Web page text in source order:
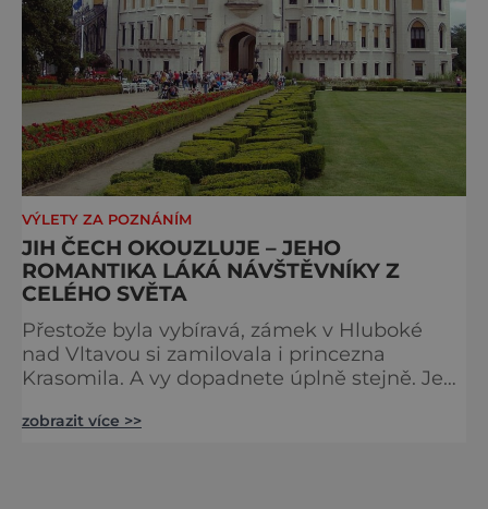
VÝLETY ZA POZNÁNÍM
JIH ČECH OKOUZLUJE – JEHO
ROMANTIKA LÁKÁ NÁVŠTĚVNÍKY Z
CELÉHO SVĚTA
Přestože byla vybíravá, zámek v Hluboké
nad Vltavou si zamilovala i princezna
Krasomila. A vy dopadnete úplně stejně. Je
jako nazdobený bílý dort na svatební tabuli.
zobrazit více >>